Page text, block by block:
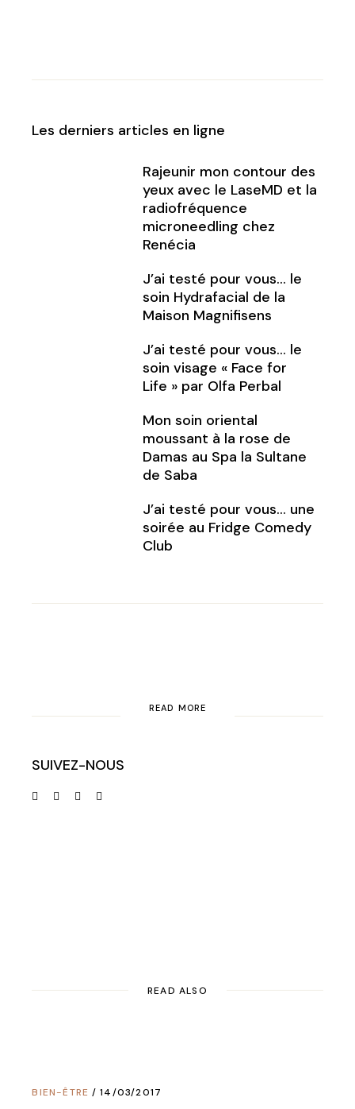
Les derniers articles en ligne
Rajeunir mon contour des
yeux avec le LaseMD et la
radiofréquence
microneedling chez
Renécia
J’ai testé pour vous… le
soin Hydrafacial de la
Maison Magnifisens
J’ai testé pour vous… le
soin visage « Face for
Life » par Olfa Perbal
Mon soin oriental
moussant à la rose de
Damas au Spa la Sultane
de Saba
J’ai testé pour vous… une
soirée au Fridge Comedy
Club
READ MORE
SUIVEZ-NOUS
READ ALSO
BIEN-ÊTRE 14/03/2017